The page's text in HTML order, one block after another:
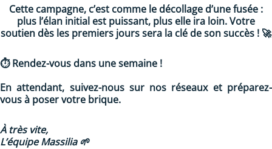
Cette campagne, c’est comme le décollage d’une fusée :
plus l’élan initial est puissant, plus elle ira loin. Votre
soutien dès les premiers jours sera la clé de son succès ! 🚀
⏱️ Rendez-vous dans une semaine !
En attendant, suivez-nous sur nos réseaux et préparez-
vous à poser votre brique.
À très vite,
L’équipe Massilia 🌱